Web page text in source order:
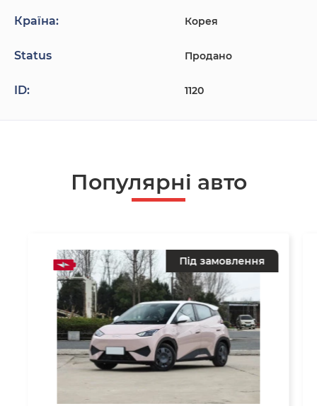
Країна: Корея
Status Продано
ID: 1120
Популярнi авто
Під замовлення